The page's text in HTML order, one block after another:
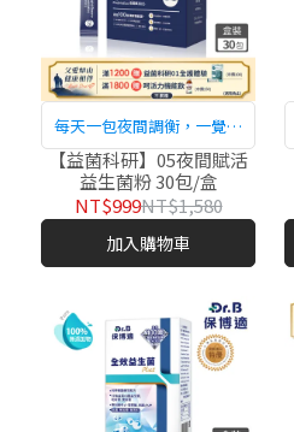
每天一包夜間調衡，一覺醒
來活能煥新
【益菌科研】05夜間賦活
益生菌粉 30包/盒
NT$999NT$1,580
加入購物車